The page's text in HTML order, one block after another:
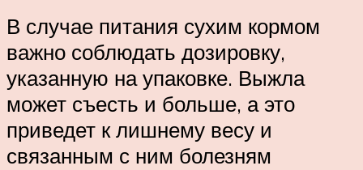
В случае питания сухим кормом
важно соблюдать дозировку,
указанную на упаковке. Выжла
может съесть и больше, а это
приведет к лишнему весу и
связанным с ним болезням